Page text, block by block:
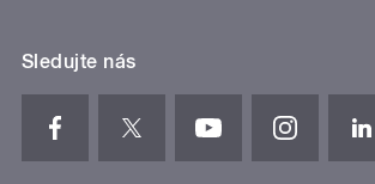
Sledujte nás